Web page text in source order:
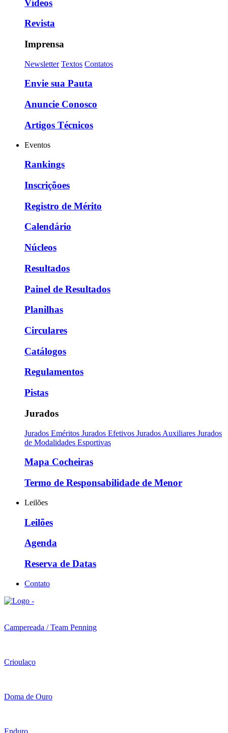
Vídeos
Revista
Imprensa
Newsletter Textos Contatos
Envie sua Pauta
Anuncie Conosco
Artigos Técnicos
Eventos
Rankings
Inscriçõoes
Registro de Mérito
Calendário
Núcleos
Resultados
Painel de Resultados
Planilhas
Circulares
Catálogos
Regulamentos
Pistas
Jurados
Jurados Eméritos Jurados Efetivos Jurados Auxiliares Jurados
de Modalidades Esportivas
Mapa Cocheiras
Termo de Responsabilidade de Menor
Leilões
Leilões
Agenda
Reserva de Datas
Contato
Campereada / Team Penning
Crioulaço
Doma de Ouro
Enduro